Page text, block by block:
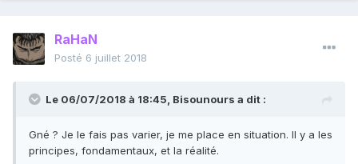
RaHaN
Posté 6 juillet 2018
Le 06/07/2018 à 18:45, Bisounours a dit :
Gné ? Je le fais pas varier, je me place en situation. Il y a les
principes, fondamentaux, et la réalité.